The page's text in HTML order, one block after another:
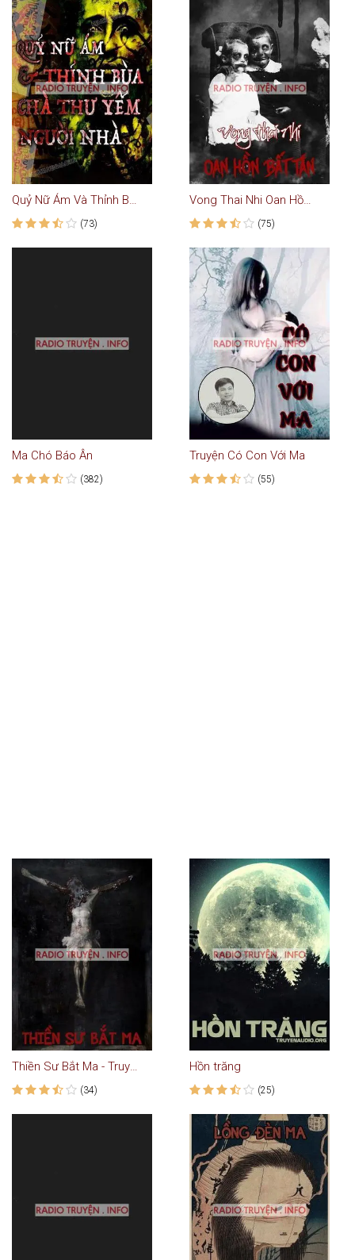
Quỷ Nữ Ám Và Thỉnh Bùa Chà Thư Yểm Người Nhà
(73)
Vong Thai Nhi Oan Hồn Bất Tán
(75)
Ma Chó Báo Ân
(382)
Truyện Có Con Với Ma
(55)
Thiền Sư Bắt Ma - Truyện Ma
(34)
Hồn trăng
(25)